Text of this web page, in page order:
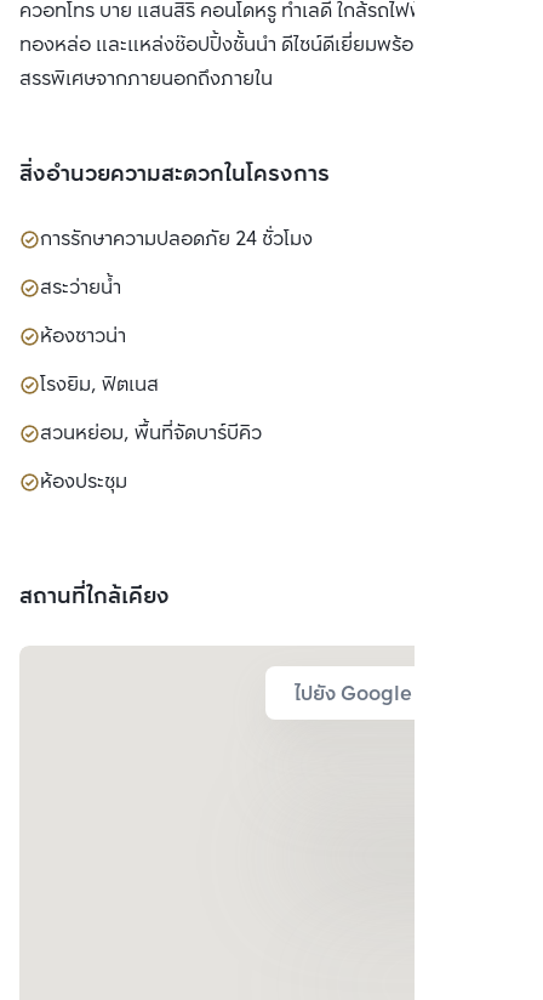
ควอทโทร บาย แสนสิริ คอนโดหรู ทำเลดี ใกล้รถไฟฟ้า BTS
ทองหล่อ และแหล่งช๊อปปิ้งชั้นนำ ดีไซน์ดีเยี่ยมพร้อมวัสดุที่คัด
สรรพิเศษจากภายนอกถึงภายใน
สิ่งอำนวยความสะดวกในโครงการ
การรักษาความปลอดภัย 24 ชั่วโมง
สระว่ายน้ำ
ห้องซาวน่า
โรงยิม, ฟิตเนส
สวนหย่อม, พื้นที่จัดบาร์บีคิว
ห้องประชุม
สถานที่ใกล้เคียง
ไปยัง Google Map